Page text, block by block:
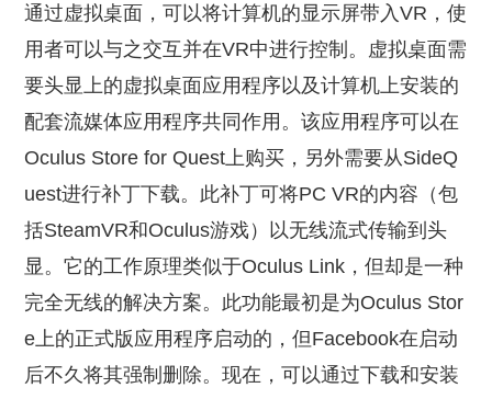
通过虚拟桌面，可以将计算机的显示屏带入VR，使
用者可以与之交互并在VR中进行控制。虚拟桌面需
要头显上的虚拟桌面应用程序以及计算机上安装的
配套流媒体应用程序共同作用。该应用程序可以在
Oculus Store for Quest上购买，另外需要从SideQ
uest进行补丁下载。此补丁可将PC VR的内容（包
括SteamVR和Oculus游戏）以无线流式传输到头
显。它的工作原理类似于Oculus Link，但却是一种
完全无线的解决方案。此功能最初是为Oculus Stor
e上的正式版应用程序启动的，但Facebook在启动
后不久将其强制删除。现在，可以通过下载和安装